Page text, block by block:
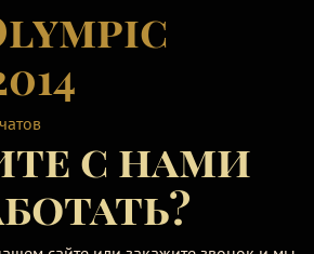
с нами